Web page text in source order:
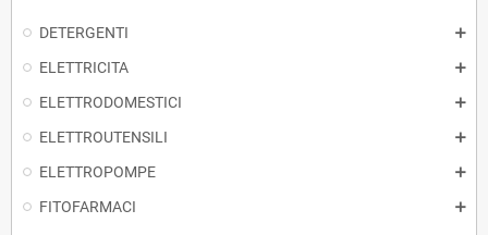
DETERGENTI
ELETTRICITA
ELETTRODOMESTICI
ELETTROUTENSILI
ELETTROPOMPE
FITOFARMACI